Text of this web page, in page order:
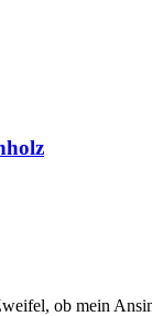
ob mein